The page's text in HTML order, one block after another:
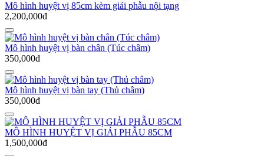
Mô hình huyệt vị 85cm kèm giải phẫu nội tạng
2,200,000đ
Mô hình huyệt vị bàn chân (Túc châm)
350,000đ
Mô hình huyệt vị bàn tay (Thủ châm)
350,000đ
MÔ HÌNH HUYỆT VỊ GIẢI PHẪU 85CM
1,500,000đ